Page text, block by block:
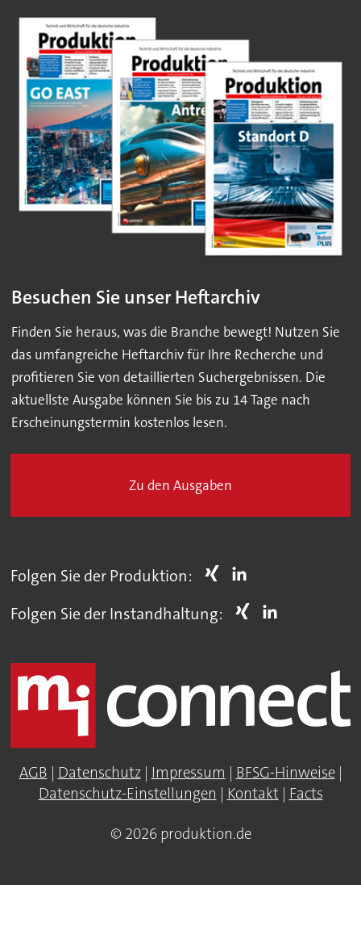
Besuchen Sie unser Heftarchiv
Finden Sie heraus, was die Branche bewegt! Nutzen Sie
das umfangreiche Heftarchiv für Ihre Recherche und
profitieren Sie von detaillierten Suchergebnissen. Die
aktuellste Ausgabe können Sie bis zu 14 Tage nach
Erscheinungstermin kostenlos lesen.
Zu den Ausgaben
Folgen Sie der Produktion:
Folgen Sie der Instandhaltung:
AGB | Datenschutz| Impressum | BFSG-Hinweise|
Datenschutz-Einstellungen | Kontakt| Facts
© 2026 produktion.de